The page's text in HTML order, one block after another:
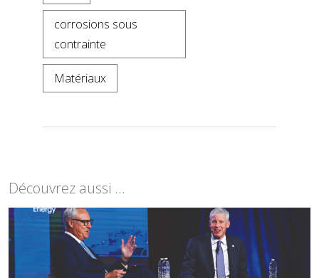
corrosions sous
contrainte
Matériaux
Découvrez aussi ...